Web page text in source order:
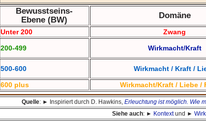
Bewusstseins-
Ebene (BW)
Domäne
Unter 200 Zwang
200-499 Wirkmacht/Kraft
500-600 Wirkmacht / Kraft /
600 plus
Wirkmacht/Kraft / Liebe /
Quelle: ► Inspiriert durch D. Hawkins,Erleuchtung ist möglich. Wie
Siehe auch: ► Kontextund ►